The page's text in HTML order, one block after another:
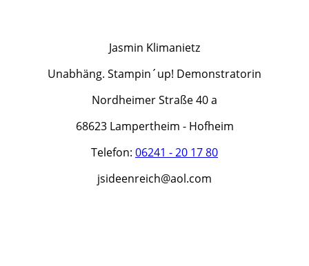
Jasmin Klimanietz
Unabhäng. Stampin´up! Demonstratorin
Nordheimer Straße 40 a
68623 Lampertheim - Hofheim
Telefon: 06241 - 20 17 80
jsideenreich@aol.com